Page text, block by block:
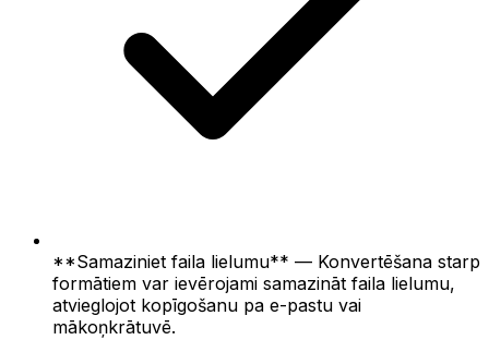
**Samaziniet faila lielumu** — Konvertēšana starp
formātiem var ievērojami samazināt faila lielumu,
atvieglojot kopīgošanu pa e-pastu vai
mākoņkrātuvē.